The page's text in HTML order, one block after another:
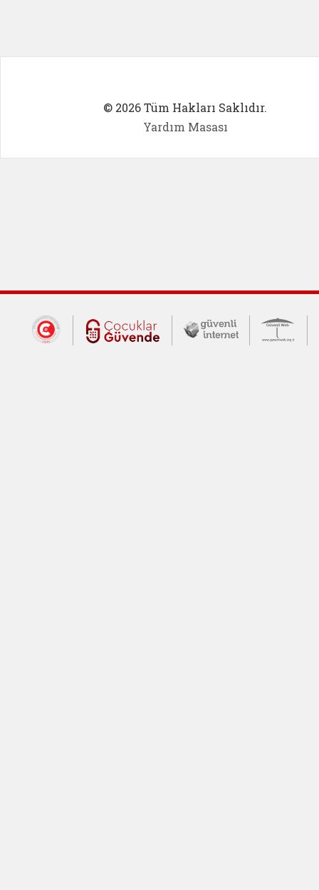
© 2026 Tüm Hakları Saklıdır.
Yardım Masası
Dış Bağlantılar
Cumhurbaşkanlığı İletişim Merkezi
Çocuklar Güvende (yeni
Güvenli